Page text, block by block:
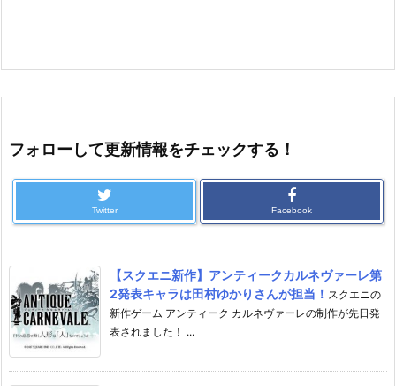
フォローして更新情報をチェックする！
Twitter Facebook
【スクエニ新作】アンティークカルネヴァーレ第
2発表キャラは田村ゆかりさんが担当！ スクエニの
新作ゲーム アンティーク カルネヴァーレの制作が先日発
表されました！ ...